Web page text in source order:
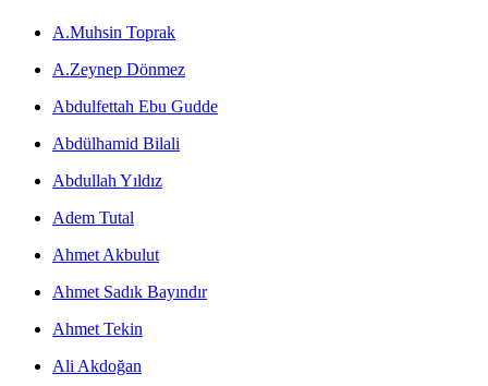
A.Muhsin Toprak
A.Zeynep Dönmez
Abdulfettah Ebu Gudde
Abdülhamid Bilali
Abdullah Yıldız
Adem Tutal
Ahmet Akbulut
Ahmet Sadık Bayındır
Ahmet Tekin
Ali Akdoğan